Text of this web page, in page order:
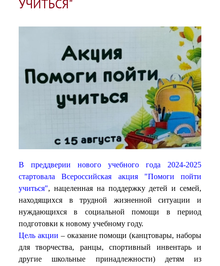
УЧИТЬСЯ"
В преддверии нового учебного года 2024-2025
стартовала Всероссийская акция "Помоги пойти
учиться", нацеленная на поддержку детей и семей,
находящихся в трудной жизненной ситуации и
нуждающихся в социальной помощи в период
подготовки к новому учебному году.
Цель акции – оказание помощи (канцтовары, наборы
для творчества, ранцы, спортивный инвентарь и
другие школьные принадлежности) детям из